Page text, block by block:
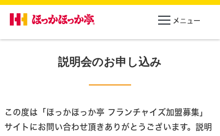
説明会のお申し込み
この度は「ほっかほっか亭 フランチャイズ加盟募集」
サイトにお問い合わせ頂きありがとうございます。 説明